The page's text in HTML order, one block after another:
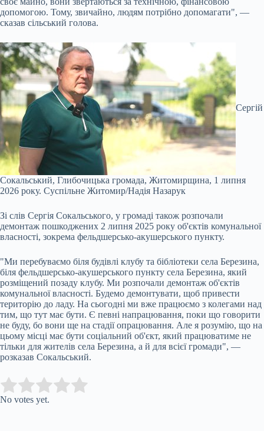
допомогою. Тому, звичайно, людям потрібно допомагати", —
сказав сільський голова.
Сергій
Сокальський, Глибочицька громада, Житомирщина, 1 липня
2026 року. Суспільне Житомир/Надія Назарук
Зі слів Сергія Сокальського, у громаді також розпочали
демонтаж пошкоджених 2 липня 2025 року об'єктів комунальної
власності, зокрема фельдшерсько-акушерського пункту.
"Ми перебуваємо біля будівлі клубу та бібліотеки села Березина,
біля фельдшерсько-акушерського пункту села Березина, який
розміщений позаду клубу. Ми розпочали демонтаж об'єктів
комунальної власності. Будемо демонтувати, щоб привести
територію до ладу. На сьогодні ми вже працюємо з колегами над
тим, що тут має бути. Є певні напрацювання, поки що говорити
не буду, бо вони ще на стадії опрацювання. Але я розумію, що на
цьому місці має бути соціальний об'єкт, який працюватиме не
тільки для жителів села Березина, а й для всієї громади", —
розказав Сокальський.
Rate this item:
No votes yet.